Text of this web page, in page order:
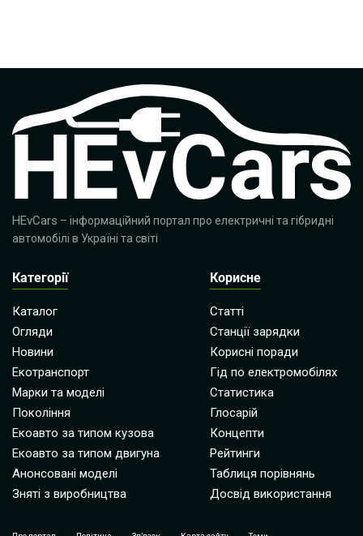
HEvCars – інформаційний портал про електричні та гібридні
автомобілі в Україні та світі
Категорії
Каталог
Огляди
Новини
Екотранспорт
Марки та моделі
Покоління
Екоавто за типом кузова
Екоавто за типом двигуна
Анонсовані моделі
Зняті з виробництва
Корисне
Статті
Станції зарядки
Корисні поради
Гід по електромобілях
Статистика
Глосарій
Концепти
Рейтинги
Таблиця порівнянь
Досвід використання